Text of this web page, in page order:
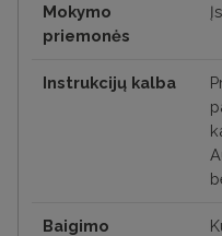
Mokymo
priemonės
Instrukcijų kalba
Baigimo